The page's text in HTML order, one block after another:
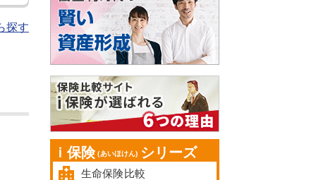
探す
ｉ保険 (あいほけん) シリーズ
生命保険比較